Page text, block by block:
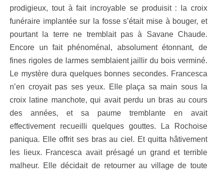
prodigieux, tout à fait incroyable se produisit : la croix
funéraire implantée sur la fosse s’était mise à bouger, et
pourtant la terre ne tremblait pas à Savane Chaude.
Encore un fait phénoménal, absolument étonnant, de
fines rigoles de larmes semblaient jaillir du bois verminé.
Le mystère dura quelques bonnes secondes. Francesca
n’en croyait pas ses yeux. Elle plaça sa main sous la
croix latine manchote, qui avait perdu un bras au cours
des années, et sa paume tremblante en avait
effectivement recueilli quelques gouttes. La Rochoise
paniqua. Elle offrit ses bras au ciel. Et quitta hâtivement
les lieux. Francesca avait présagé un grand et terrible
malheur. Elle décidait de retourner au village de toute